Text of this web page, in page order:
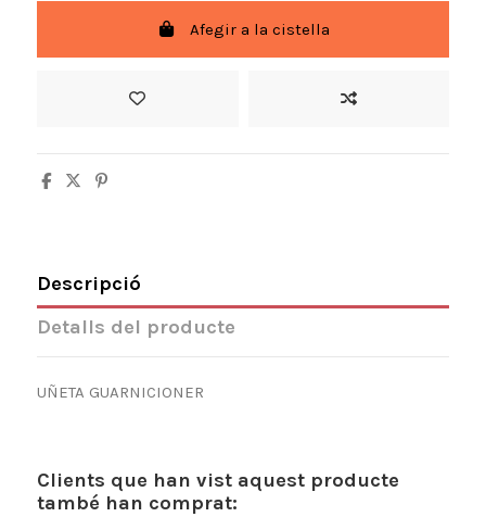
Afegir a la cistella
Descripció
Detalls del producte
UÑETA GUARNICIONER
Clients que han vist aquest producte
també han comprat: